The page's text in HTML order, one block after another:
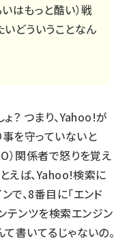
はもっと酷い）戦
いどういうことなん
？ つまり、Yahoo!が
を守っていないと
）関係者で怒りを覚え
えば、Yahoo!検索に
で、8番目に「エンド
テンツを検索エンジン
書いてるじゃないの。